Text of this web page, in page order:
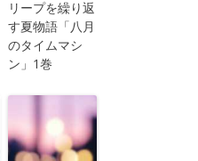
リープを繰り返
す夏物語「八月
のタイムマシ
ン」1巻